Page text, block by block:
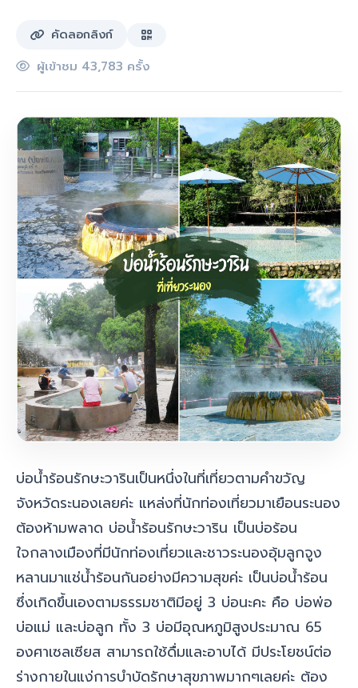
คัดลอกลิงก์
ผู้เข้าชม 43,783 ครั้ง
บ่อน้ำร้อนรักษะวารินเป็นหนึ่งในที่เที่ยวตามคำขวัญ
จังหวัดระนองเลยค่ะ แหล่งที่นักท่องเที่ยวมาเยือนระนอง
ต้องห้ามพลาด บ่อน้ำร้อนรักษะวาริน เป็นบ่อร้อน
ใจกลางเมืองที่มีนักท่องเที่ยวและชาวระนองอุ้มลูกจูง
หลานมาแช่น้ำร้อนกันอย่างมีความสุขค่ะ เป็นบ่อน้ำร้อน
ซึ่งเกิดขึ้นเองตามธรรมชาติมีอยู่ 3 บ่อนะคะ คือ บ่อพ่อ
บ่อแม่ และบ่อลูก ทั้ง 3 บ่อมีอุณหภูมิสูงประมาณ 65
องศาเซลเซียส สามารถใช้ดื่มและอาบได้ มีประโยชน์ต่อ
ร่างกายในแง่การบำบัดรักษาสุขภาพมากๆเลยค่ะ ต้อง